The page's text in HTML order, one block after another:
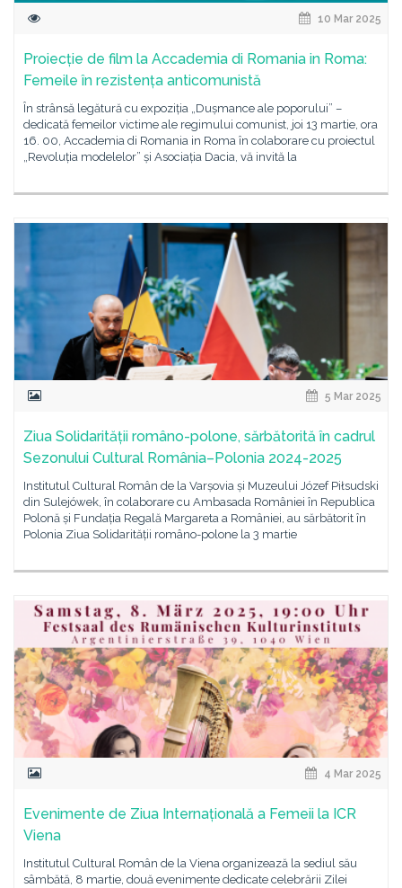
10 Mar 2025
Proiecție de film la Accademia di Romania in Roma:
Femeile în rezistența anticomunistă
În strânsă legătură cu expoziția „Dușmance ale poporului” –
dedicată femeilor victime ale regimului comunist, joi 13 martie, ora
16. 00, Accademia di Romania in Roma în colaborare cu proiectul
„Revoluția modelelor” și Asociația Dacia, vă invită la
5 Mar 2025
Ziua Solidarității româno-polone, sărbătorită în cadrul
Sezonului Cultural România–Polonia 2024-2025
Institutul Cultural Român de la Varșovia și Muzeului Józef Piłsudski
din Sulejówek, în colaborare cu Ambasada României în Republica
Polonă și Fundația Regală Margareta a României, au sărbătorit în
Polonia Ziua Solidarității româno-polone la 3 martie
4 Mar 2025
Evenimente de Ziua Internațională a Femeii la ICR
Viena
Institutul Cultural Român de la Viena organizează la sediul său
sâmbătă, 8 martie, două evenimente dedicate celebrării Zilei